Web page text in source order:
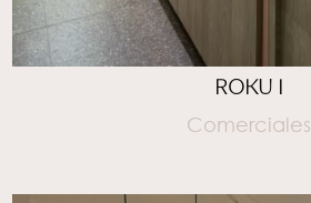
ROKU I
Comerciales